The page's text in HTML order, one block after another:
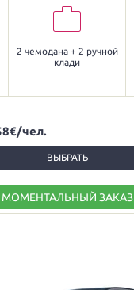
2 чемодана + 2 ручной
клади
чел.
ВЫБРАТЬ
МОМЕНТАЛЬНЫЙ ЗАКАЗ